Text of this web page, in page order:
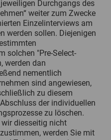
Durchgangs des
weiter zum Zwecke
Einzelinterviews am
werden sollen. Diejenigen
solchen "Pre-Select-
werden dan
nementlich
sind angewiesen,
zu diesem
der individuellen
zu löschen.
wir diesseitig nicht
werden Sie mit